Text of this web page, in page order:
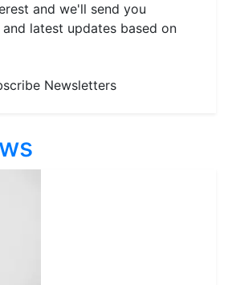
and we'll send you
latest updates based on
Newsletters